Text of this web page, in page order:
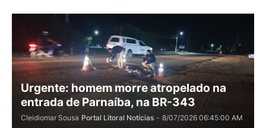
Urgente: homem morre atropelado na
entrada de Parnaíba, na BR-343
Cleidiomar Sousa Portal Litoral Notícias - 8/07/2026 06:45:00 AM